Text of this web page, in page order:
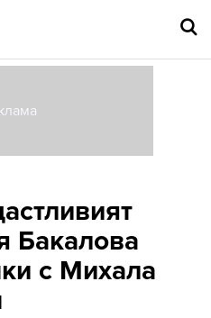
Бакалова
с Михала